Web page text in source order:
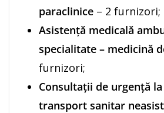
paraclinice – 2 furnizori;
Asistență medicală
specialitate – medicină
furnizori;
Consultații de urgență
transport sanitar